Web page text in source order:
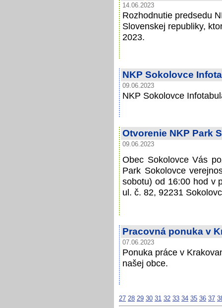
14.06.2023
Rozhodnutie predsedu
Slovenskej republiky,
2023.
NKP Sokolovce
09.06.2023
NKP Sokolovce
Otvorenie NKP Park
09.06.2023
Obec Sokolovce Vás
Park Sokolovce
sobotu) od 16:00 hod v
ul. č. 82, 92231
Pracovná ponuka v
07.06.2023
Ponuka práce v
našej obce.
27 28 29 30 31 32 33 34 35 36 37